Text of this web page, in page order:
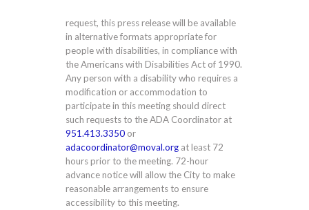
request, this press release will be available
in alternative formats appropriate for
people with disabilities, in compliance with
the Americans with Disabilities Act of 1990.
Any person with a disability who requires a
modification or accommodation to
participate in this meeting should direct
such requests to the ADA Coordinator at
951.413.3350 or
adacoordinator@moval.org at least 72
hours prior to the meeting. 72-hour
advance notice will allow the City to make
reasonable arrangements to ensure
accessibility to this meeting.